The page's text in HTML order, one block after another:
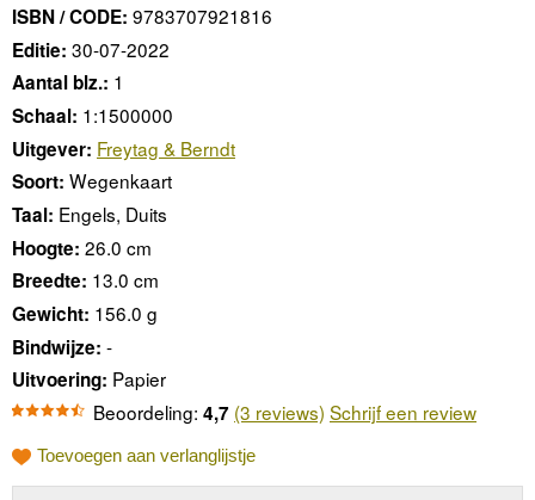
ISBN / CODE: 9783707921816
Editie: 30-07-2022
Aantal blz.: 1
Schaal: 1:1500000
Uitgever: Freytag & Berndt
Soort: Wegenkaart
Taal: Engels, Duits
Hoogte: 26.0 cm
Breedte: 13.0 cm
Gewicht: 156.0 g
Bindwijze: -
Uitvoering: Papier
Beoordeling: 4,7 (3 reviews) Schrijf een review
Toevoegen aan verlanglijstje